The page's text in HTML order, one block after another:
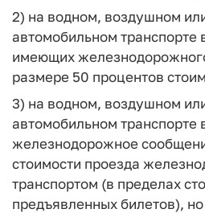
2) на водном, воздушном
автомобильном транспорте
имеющих
размере 50 процентов
3) на водном, воздушном
автомобильном
железнодорожное
стоимости проезда
транспортом (в пределах
предъявленных билетов),